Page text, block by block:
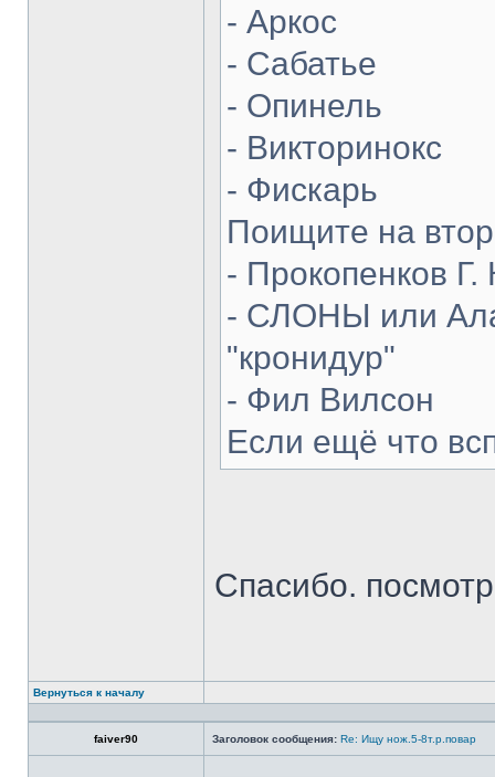
- Аркос
- Сабатье
- Опинель
- Викторинокс
- Фискарь
Поищите на
- Прокопенков Г.
- СЛОНЫ или
"кронидур"
- Фил Вилсон
Если ещё что
Спасибо.
Вернуться к началу
faiver90 Заголовок сообщения: Re: Ищу нож.5-8т.р.повар